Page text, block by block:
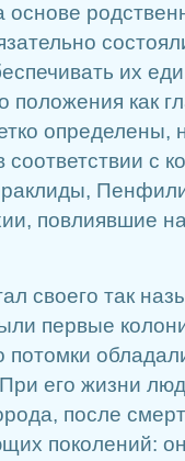
основе
их
положения как
определены,
с
повлиявшие
своего так
первые
потомки
его жизни
после
поколений: